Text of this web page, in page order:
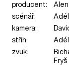
producent:
scénář:
kamera:
střih:
zvuk:
Fryš